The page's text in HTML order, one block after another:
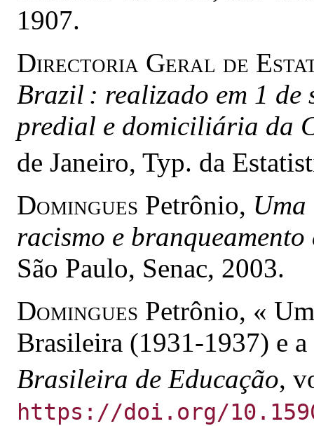
1907.
Directoria Geral de
Brazil : realizado em 1 de
predial e domiciliária da
de Janeiro, Typ. da
Domingues Petrônio,
racismo e
São Paulo, Senac, 2003.
Domingues Petrônio, «
Brasileira (1931-1937) e
Brasileira de Educação,
https://doi.org/10.1590/